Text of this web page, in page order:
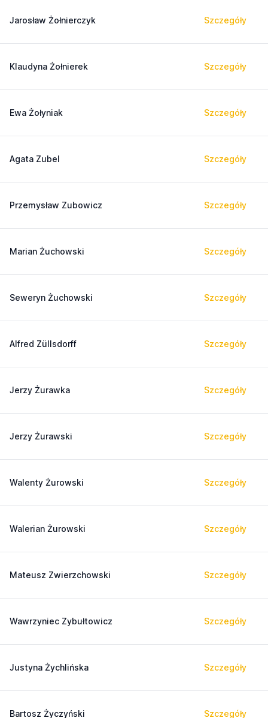
Jarosław Żołnierczyk Szczegóły
Klaudyna Żołnierek Szczegóły
Ewa Żołyniak Szczegóły
Agata Zubel Szczegóły
Przemysław Zubowicz Szczegóły
Marian Żuchowski Szczegóły
Seweryn Żuchowski Szczegóły
Alfred Züllsdorff Szczegóły
Jerzy Żurawka Szczegóły
Jerzy Żurawski Szczegóły
Walenty Żurowski Szczegóły
Walerian Żurowski Szczegóły
Mateusz Zwierzchowski Szczegóły
Wawrzyniec Zybułtowicz Szczegóły
Justyna Żychlińska Szczegóły
Bartosz Życzyński Szczegóły